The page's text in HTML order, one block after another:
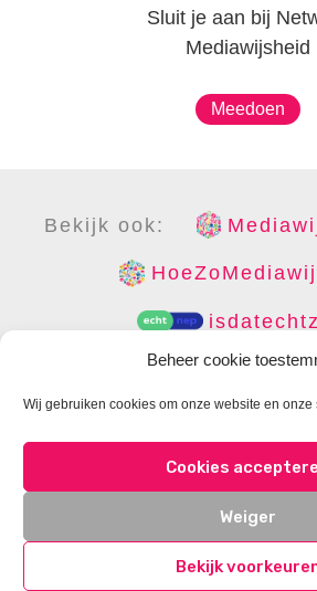
Beheer cookie
Wij gebruiken cookies om onze website en
Cookies
Weiger
Bekijk
Sluit je aan bij
Mediawijsheid
Meedoen
Bekijk ook:
DISCLAIMER
CONTACT
COOKIES